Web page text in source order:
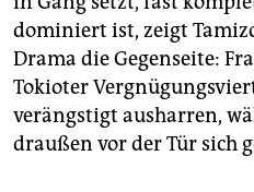
dominiert ist, zeigt
Drama die Gegenseite:
Tokioter
verängstigt ausharren,
draußen vor der Tür sich